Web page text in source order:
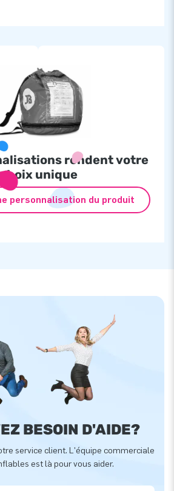
rendent votre
unique
personnalisation du produit
BESOIN D'AIDE?
service client. L'équipe commerciale
est là pour vous aider.